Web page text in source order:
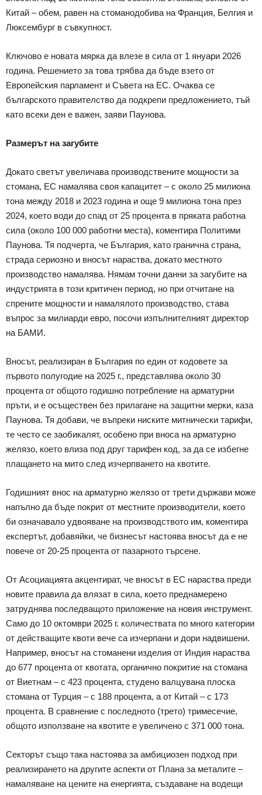
Китай – обем, равен на стоманодобива на Франция, Белгия и
Люксембург в съвкупност.
Ключово е новата мярка да влезе в сила от 1 януари 2026
година. Решението за това трябва да бъде взето от
Европейския парламент и Съвета на ЕС. Очаква се
българското правителство да подкрепи предложението, тъй
като всеки ден е важен, заяви Паунова.
Размерът на загубите
Докато светът увеличава производствените мощности за
стомана, ЕС намалява своя капацитет – с около 25 милиона
тона между 2018 и 2023 година и още 9 милиона тона през
2024, което води до спад от 25 процента в пряката работна
сила (около 100 000 работни места), коментира Политими
Паунова. Тя подчерта, че България, като гранична страна,
страда сериозно и вносът нараства, докато местното
производство намалява. Нямам точни данни за загубите на
индустрията в този критичен период, но при отчитане на
спрените мощности и намалялото производство, става
въпрос за милиарди евро, посочи изпълнителният директор
на БАМИ.
Вносът, реализиран в България по един от кодовете за
първото полугодие на 2025 г., представлява около 30
процента от общото годишно потребление на арматурни
пръти, и е осъществен без прилагане на защитни мерки, каза
Паунова. Тя добави, че въпреки ниските митнически тарифи,
те често се заобикалят, особено при вноса на арматурно
желязо, което влиза под друг тарифен код, за да се избегне
плащането на мито след изчерпването на квотите.
Годишният внос на арматурно желязо от трети държави може
напълно да бъде покрит от местните производители, което
би означавало удвояване на производството им, коментира
експертът, добавяйки, че бизнесът настоява вносът да е не
повече от 20-25 процента от пазарното търсене.
От Асоциацията акцентират, че вносът в ЕС нараства преди
новите правила да влязат в сила, което преднамерено
затруднява последващото приложение на новия инструмент.
Само до 10 октомври 2025 г. количествата по много категории
от действащите квоти вече са изчерпани и дори надвишени.
Например, вносът на стоманени изделия от Индия нараства
до 677 процента от квотата, органично покритие на стомана
от Виетнам – с 423 процента, студено валцувана плоска
стомана от Турция – с 188 процента, а от Китай – с 173
процента. В сравнение с последното (трето) тримесечие,
общото използване на квотите е увеличено с 371 000 тона.
Секторът също така настоява за амбициозен подход при
реализирането на другите аспекти от Плана за металите –
намаляване на цените на енергията, създаване на водещи